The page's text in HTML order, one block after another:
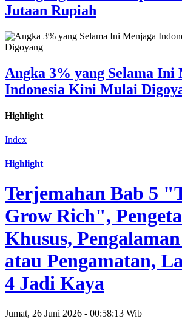
Jutaan Rupiah
Angka 3% yang Selama Ini
Indonesia Kini Mulai
Highlight
Index
Highlight
Terjemahan Bab 5
Grow Rich",
Khusus,
atau Pengamatan,
4 Jadi Kaya
Jumat, 26 Juni 2026 - 00:58:13 Wib